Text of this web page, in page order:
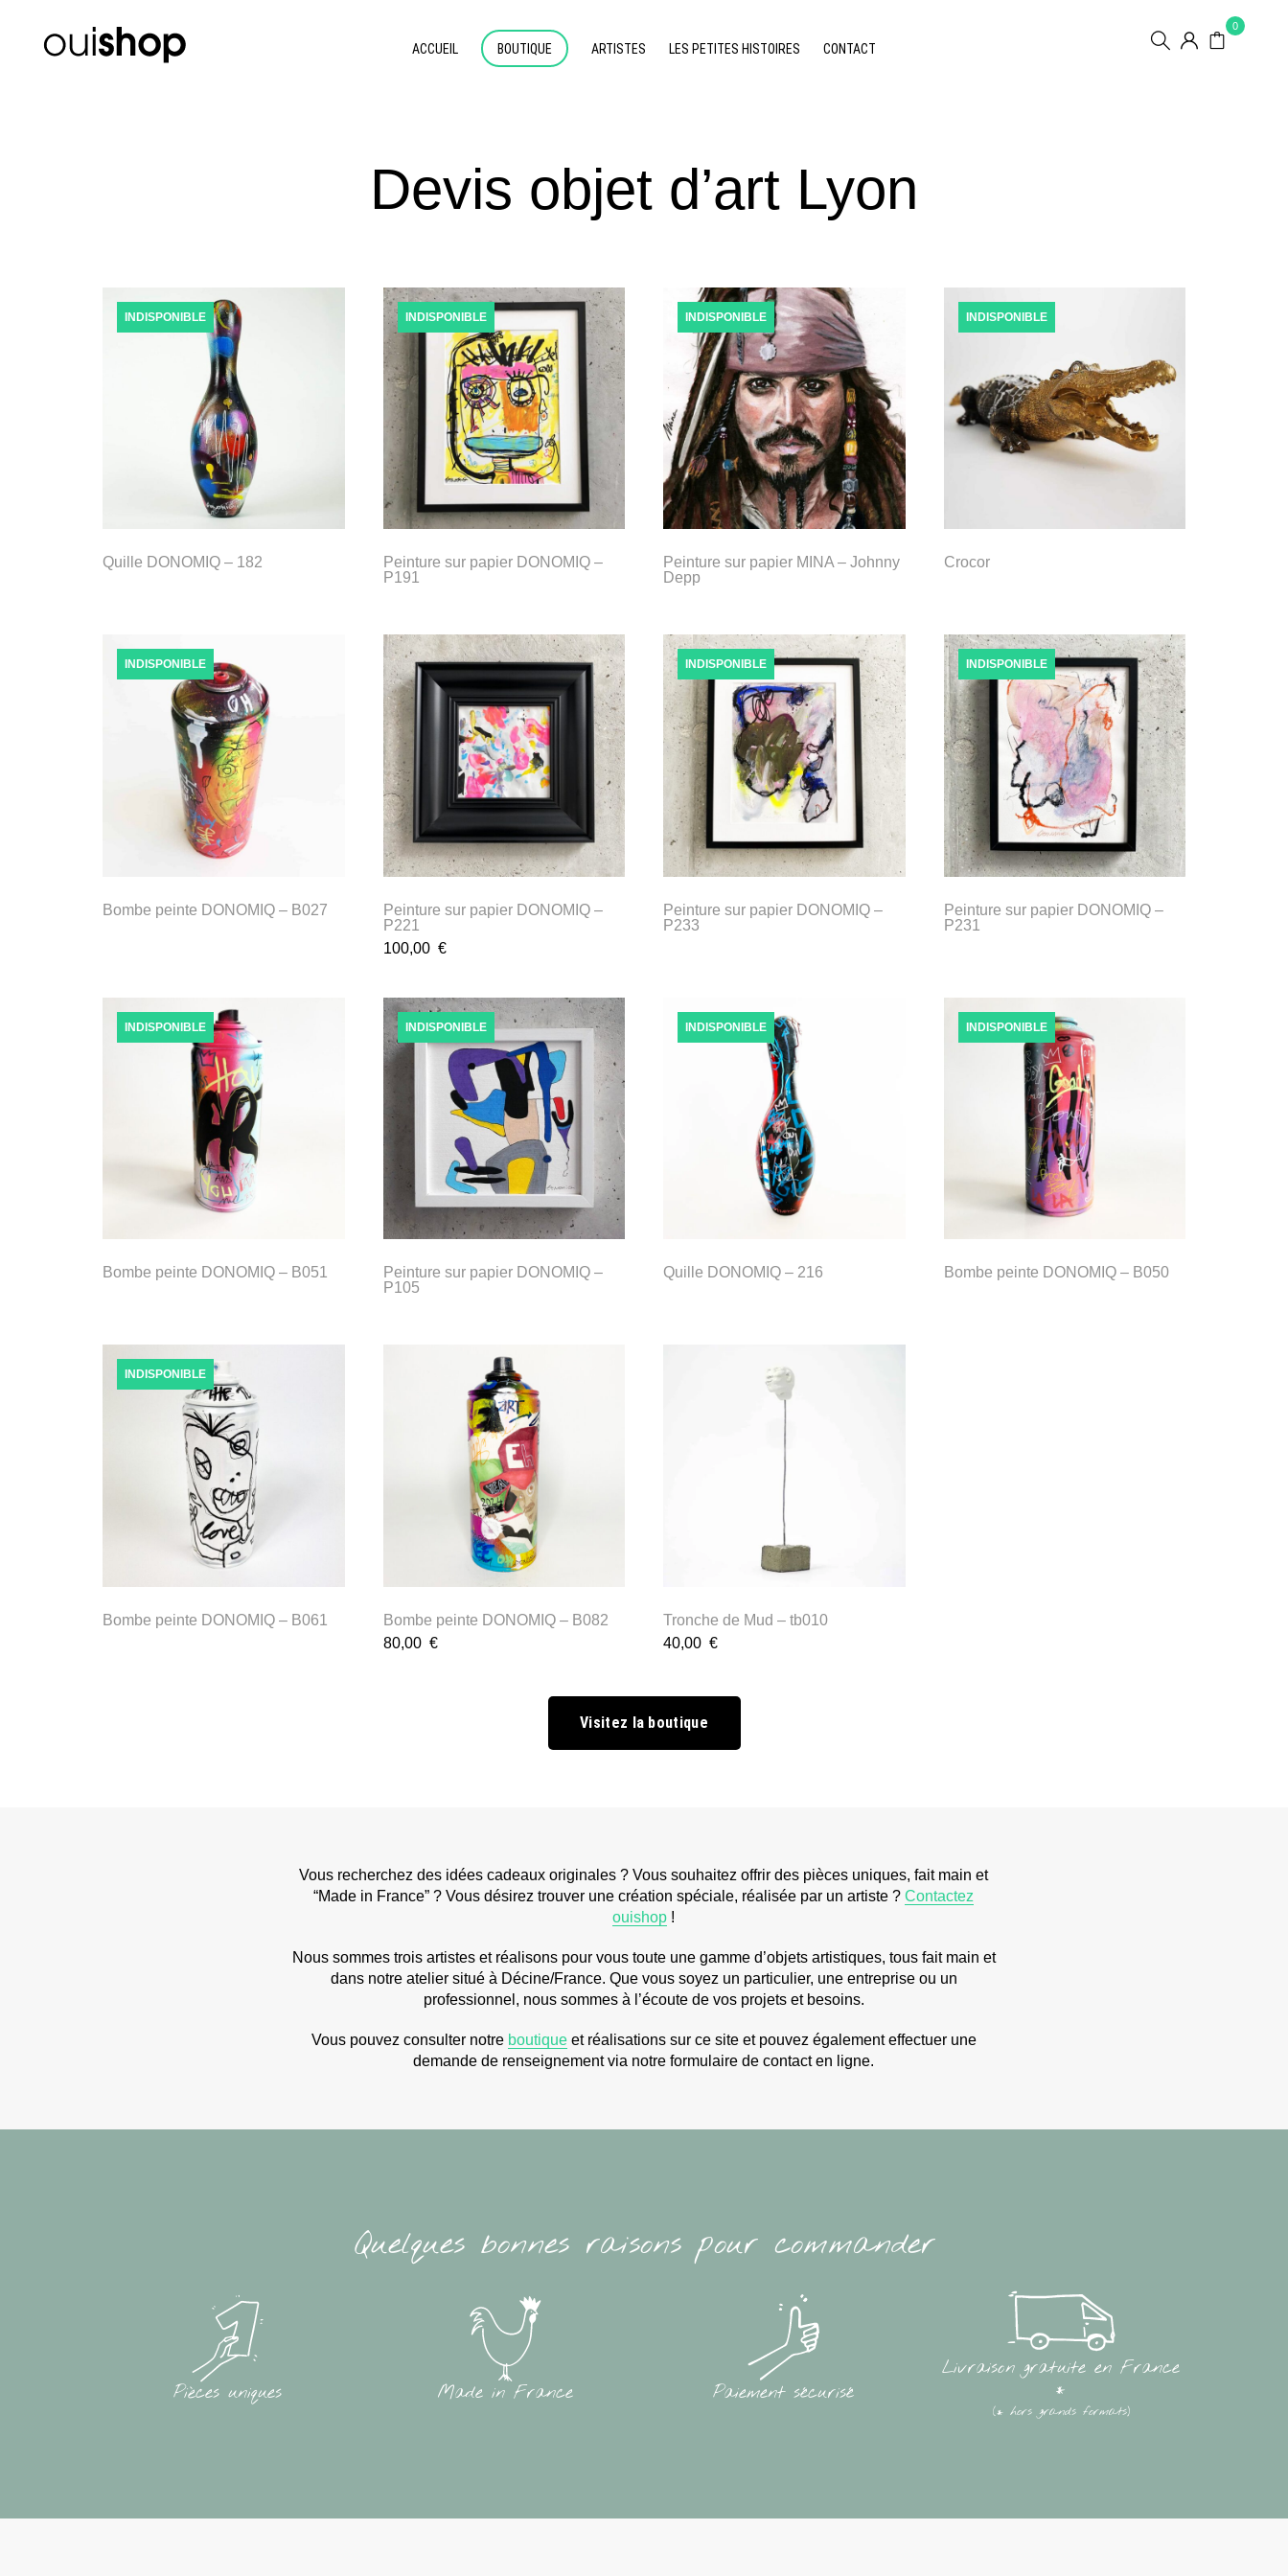
ACCUEIL BOUTIQUE ARTISTES LES PETITES HISTOIRES CONTACT
0
Devis objet d’art Lyon
INDISPONIBLE
Quille DONOMIQ – 182
INDISPONIBLE
Peinture sur papier DONOMIQ –
P191
INDISPONIBLE
Peinture sur papier MINA – Johnny
Depp
INDISPONIBLE
Crocor
INDISPONIBLE
Bombe peinte DONOMIQ – B027
Peinture sur papier DONOMIQ –
P221
100,00 €
INDISPONIBLE
Peinture sur papier DONOMIQ –
P233
INDISPONIBLE
Peinture sur papier DONOMIQ –
P231
INDISPONIBLE
Bombe peinte DONOMIQ – B051
INDISPONIBLE
Peinture sur papier DONOMIQ –
P105
INDISPONIBLE
Quille DONOMIQ – 216
INDISPONIBLE
Bombe peinte DONOMIQ – B050
INDISPONIBLE
Bombe peinte DONOMIQ – B061
Bombe peinte DONOMIQ – B082
80,00 €
Tronche de Mud – tb010
40,00 €
Visitez la boutique
Vous recherchez des idées cadeaux originales ? Vous souhaitez offrir des pièces uniques, fait main et
“Made in France” ? Vous désirez trouver une création spéciale, réalisée par un artiste ?Contactez
ouishop !
Nous sommes trois artistes et réalisons pour vous toute une gamme d’objets artistiques, tous fait main et
dans notre atelier situé à Décine/France. Que vous soyez un particulier, une entreprise ou un
professionnel, nous sommes à l’écoute de vos projets et besoins.
Vous pouvez consulter notre boutiqueet réalisations sur ce site et pouvez également effectuer une
demande de renseignement via notre formulaire de contact en ligne.
Quelques bonnes raisons pour commander
Pièces uniques Made in France Paiement sécurisé
Livraison gratuite en France
*
(* hors grands formats)